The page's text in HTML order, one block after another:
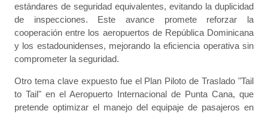
estándares de seguridad equivalentes, evitando la duplicidad
de inspecciones. Este avance promete reforzar la
cooperación entre los aeropuertos de República Dominicana
y los estadounidenses, mejorando la eficiencia operativa sin
comprometer la seguridad.
Otro tema clave expuesto fue el Plan Piloto de Traslado "Tail
to Tail" en el Aeropuerto Internacional de Punta Cana, que
pretende optimizar el manejo del equipaje de pasajeros en